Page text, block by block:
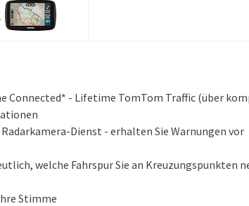
Connected* - Lifetime TomTom Traffic (über
Dienst - erhalten Sie Warnungen vor
welche Fahrspur Sie an Kreuzungspunkten
Stimme